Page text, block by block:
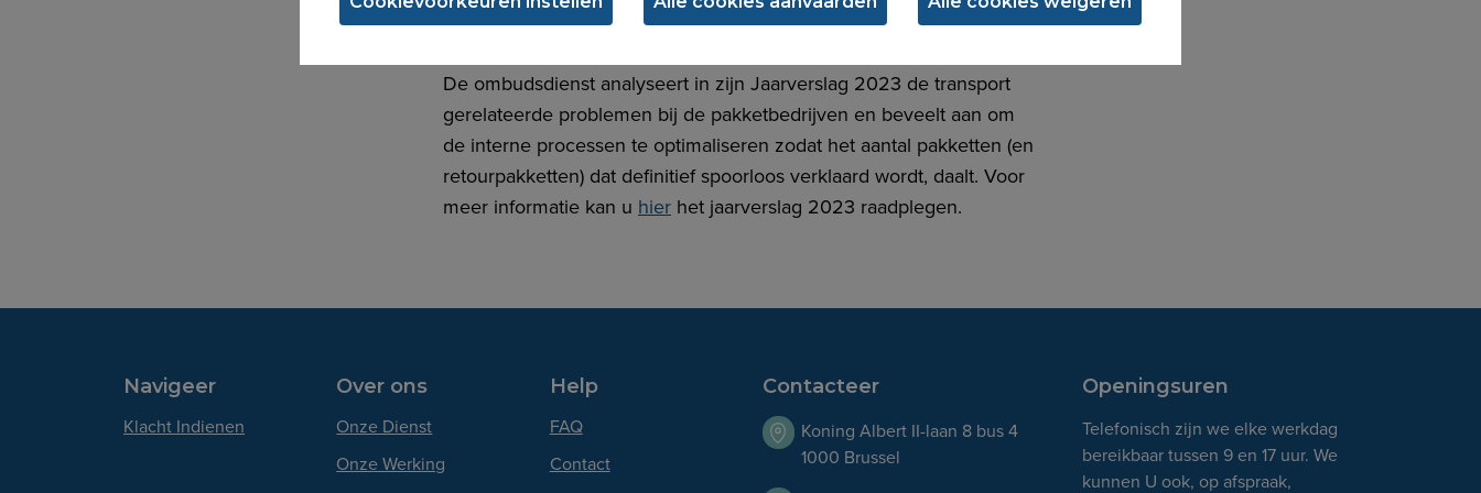
Aanbevelingen van ombudsman poste
De ombudsdienst analyseert in zijn Jaarverslag 2023 de transport
gerelateerde problemen bij de pakketbedrijven en beveelt aan om
de interne processen te optimaliseren zodat het aantal pakketten (en
retourpakketten) dat definitief spoorloos verklaard wordt, daalt. Voor
meer informatie kan u hier het jaarverslag 2023 raadplegen.
Navigeer
Klacht Indienen
Over ons
Onze Dienst
Onze Werking
Help
FAQ
Contact
Contacteer
Koning Albert II-laan 8 bus 4
1000 Brussel
Openingsuren
Telefonisch zijn we elke werkdag
bereikbaar tussen 9 en 17 uur. We
kunnen U ook, op afspraak,